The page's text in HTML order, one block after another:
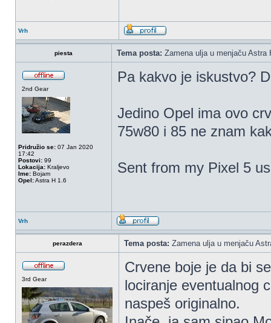
Vrh
piesta Tema posta: Zamena ulja u menjaču Astra
2nd Gear
Pridružio se: 07 Jan 2020
17:42
Postovi: 99
Lokacija: Kraljevo
Ime: Bojam
Opel:Astra H 1.6
Pa kakvo je iskustvo?
Jedino Opel ima ovo
75w80 i 85 ne znam
Sent from my Pixel 5
Vrh
perazdera Tema posta: Zamena ulja u menjaču
3rd Gear
Crvene boje je da bi
lociranje eventualnog
naspeš originalno.